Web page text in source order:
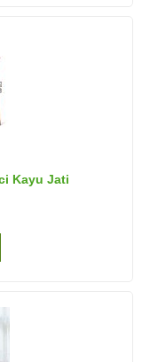
Kayu Jati